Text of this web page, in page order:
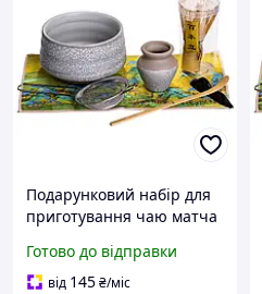
Подарунковий набір для
приготування чаю матча
Готово до відправки
від 145₴/міс